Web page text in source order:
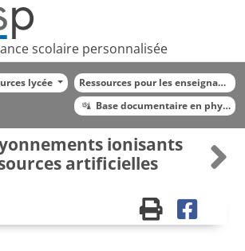
scolaire personnalisée
lycée
Ressources pour les enseignants
Base documentaire en
ionisants
artificielles